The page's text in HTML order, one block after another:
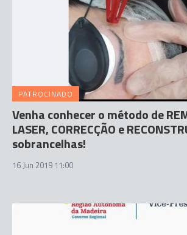
PATROCINADO
Venha conhecer o método de
LASER, CORRECÇÃO e
sobrancelhas!
16 Jun 2019 11:00